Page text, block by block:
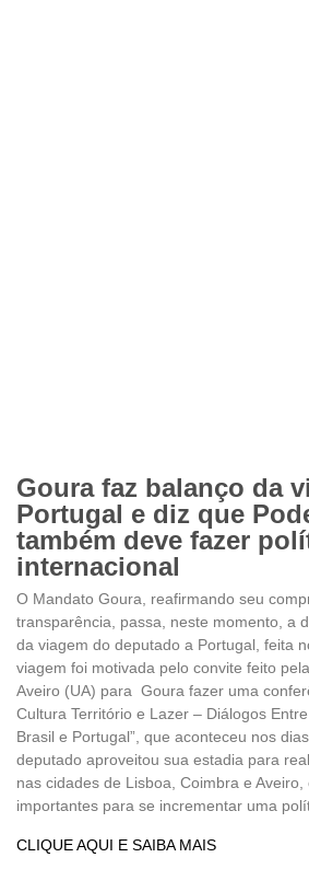
Goura faz balanço da
Portugal e diz que
também deve fazer
internacional
O Mandato Goura, reafirmando seu
transparência, passa, neste momento, a
da viagem do deputado a Portugal, feita
viagem foi motivada pelo convite feito
Aveiro (UA) para Goura fazer uma
Cultura Território e Lazer – Diálogos
Brasil e Portugal”, que aconteceu nos
deputado aproveitou sua estadia para
nas cidades de Lisboa, Coimbra e
importantes para se incrementar uma
CLIQUE AQUI E SAIBA MAIS